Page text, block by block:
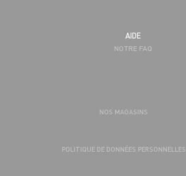
AIDE
NOTRE FAQ
NOS MAGASINS
POLITIQUE DE DONNÉES PERSONNELLES